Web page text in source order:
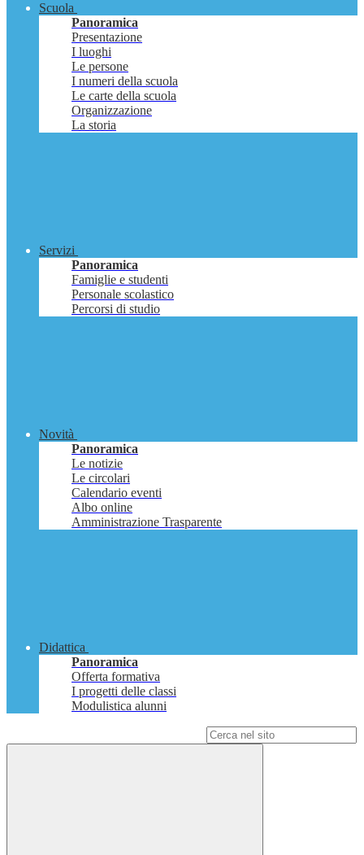
Scuola
Panoramica
Presentazione
I luoghi
Le persone
I numeri della scuola
Le carte della scuola
Organizzazione
La storia
Servizi
Panoramica
Famiglie e studenti
Personale scolastico
Percorsi di studio
Novità
Panoramica
Le notizie
Le circolari
Calendario eventi
Albo online
Amministrazione Trasparente
Didattica
Panoramica
Offerta formativa
I progetti delle classi
Modulistica alunni